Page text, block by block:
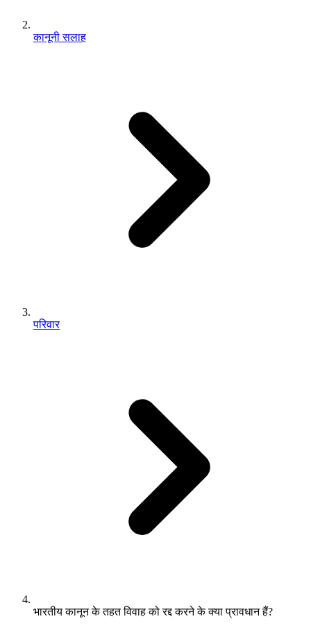
कानूनी सलाह
परिवार
भारतीय कानून के तहत विवाह को रद्द करने के क्या प्रावधान हैं?